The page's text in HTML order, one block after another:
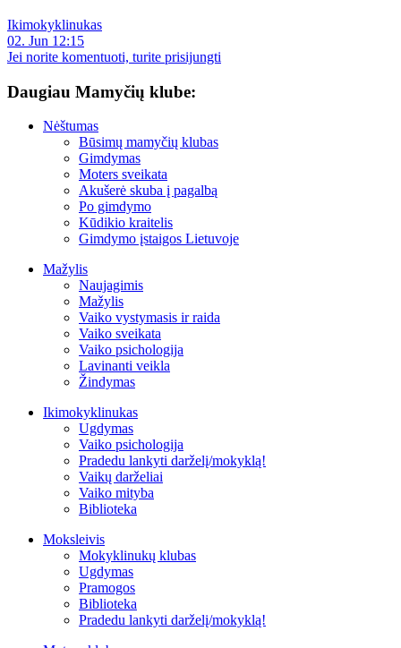
Ikimokyklinukas
02. Jun 12:15
Jei norite komentuoti, turite prisijungti
Daugiau Mamyčių klube:
Nėštumas
Būsimų mamyčių klubas
Gimdymas
Moters sveikata
Akušerė skuba į pagalbą
Po gimdymo
Kūdikio kraitelis
Gimdymo įstaigos Lietuvoje
Mažylis
Naujagimis
Mažylis
Vaiko vystymasis ir raida
Vaiko sveikata
Vaiko psichologija
Lavinanti veikla
Žindymas
Ikimokyklinukas
Ugdymas
Vaiko psichologija
Pradedu lankyti darželį/mokyklą!
Vaikų darželiai
Vaiko mityba
Biblioteka
Moksleivis
Mokyklinukų klubas
Ugdymas
Pramogos
Biblioteka
Pradedu lankyti darželį/mokyklą!